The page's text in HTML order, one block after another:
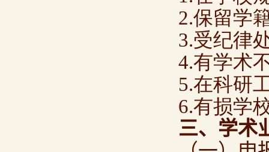
2.保留学
3.受纪律
4.有学术
5.在科研
6.有损学
三、学术